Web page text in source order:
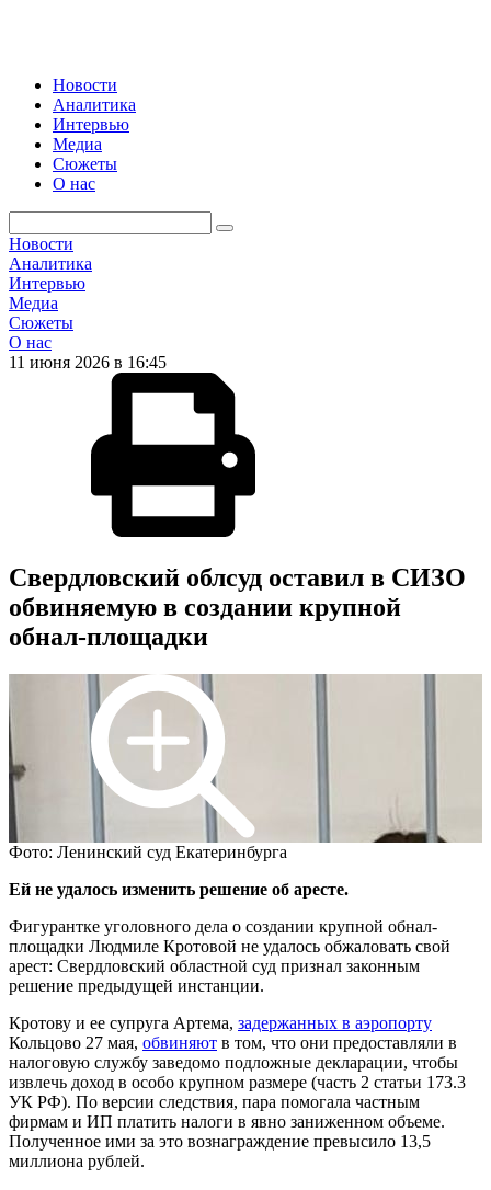
Новости
Аналитика
Интервью
Медиа
Сюжеты
О нас
Новости
Аналитика
Интервью
Медиа
Сюжеты
О нас
11 июня 2026 в 16:45
Свердловский облсуд оставил в СИЗО
обвиняемую в создании крупной
обнал-площадки
Фото: Ленинский суд Екатеринбурга
Ей не удалось изменить решение об аресте.
Фигурантке уголовного дела о создании крупной обнал-
площадки Людмиле Кротовой не удалось обжаловать свой
арест: Свердловский областной суд признал законным
решение предыдущей инстанции.
Кротову и ее супруга Артема, задержанных в аэропорту
Кольцово 27 мая, обвиняют в том, что они предоставляли в
налоговую службу заведомо подложные декларации, чтобы
извлечь доход в особо крупном размере (часть 2 статьи 173.3
УК РФ). По версии следствия, пара помогала частным
фирмам и ИП платить налоги в явно заниженном объеме.
Полученное ими за это вознаграждение превысило 13,5
миллиона рублей.